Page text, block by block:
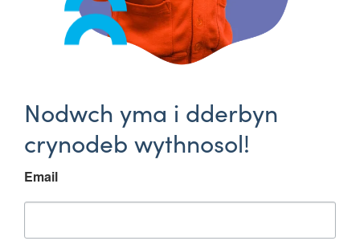
Nodwch yma i dderbyn
crynodeb wythnosol!
Email